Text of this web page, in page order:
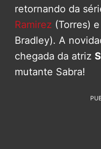
retornando da
Ramirez (Torres) e
Bradley). A
chegada da atriz
mutante Sabra!